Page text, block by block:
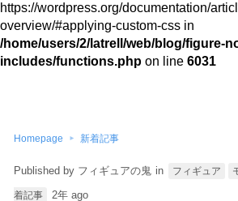
https://wordpress.org/documentation/
overview/#applying-custom-css in
/home/users/2/latrell/web/blog/figure-
includes/functions.php on line 6031
Homepage 新着記事
フィギュアの鬼 in フィギュア
着記事 2年 ago